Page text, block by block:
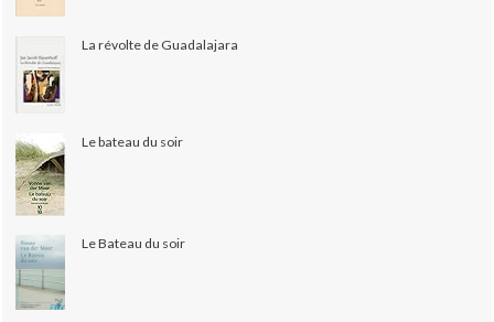
La révolte de Guadalajara
Le bateau du soir
Le Bateau du soir